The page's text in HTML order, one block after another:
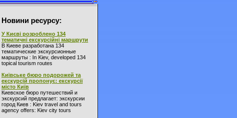
Новини ресурсу:
У Києві розроблено 134
тематичні екскурсійні маршрути
В Киеве разработана 134
тематические экскурсионные
маршруты : In Kiev, developed 134
topical tourism routes
Київське бюро подорожей та
екскурсій пропонує: екскурсії
місто Київ
Киевское бюро путешествий и
экскурсий предлагает: экскурсии
город Киев : Kiev travel and tours
agency offers: Kiev city tours